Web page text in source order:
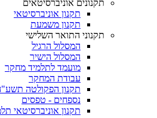
תקנונים אוניברסיטאים
תקנון אוניברסיטאי
תקנון משמעת
תקנוני התואר השלישי
המסלול הרגיל
המסלול הישיר
מועמד לתלמיד מחקר
עבודת המחקר
תקנון הפקולטה
נספחים - טפסים
תקנון אוניברסיטאי